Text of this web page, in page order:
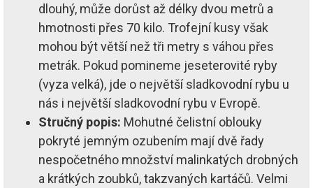
dlouhý, může dorůst až délky dvou metrů a
hmotnosti přes 70 kilo. Trofejní kusy však
mohou být větší než tři metry s váhou přes
metrák. Pokud pomineme jeseterovité ryby
(vyza velká), jde o největší sladkovodní rybu u
nás i největší sladkovodní rybu v Evropě.
Stručný popis: Mohutné čelistní oblouky
pokryté jemným ozubením mají dvě řady
nespočetného množství malinkatých drobných
a krátkých zoubků, takzvaných kartáčů. Velmi